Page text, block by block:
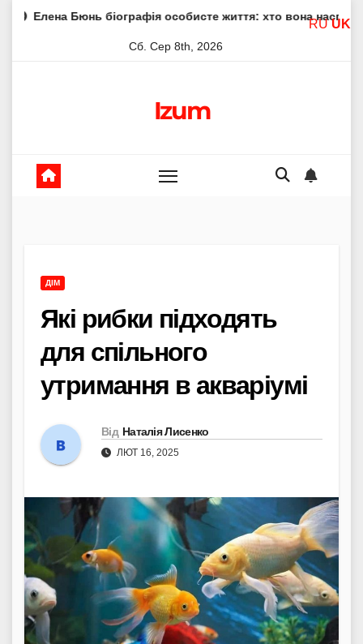
Skipбіографія особисте життя: хто вона насправді
Сб. Сер 8th, 2026
Izum
ДІМ
Які рибки підходять
для спільного
утримання в акваріумі
Від Наталія Лисенко
ЛЮТ 16, 2025
RU UK